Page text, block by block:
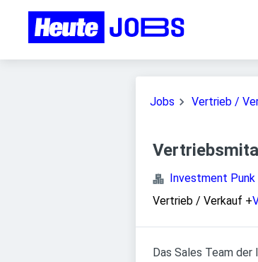
Jobs Vertrieb /
Investment Punk
Vertrieb / Verkauf +
Das Sales Team